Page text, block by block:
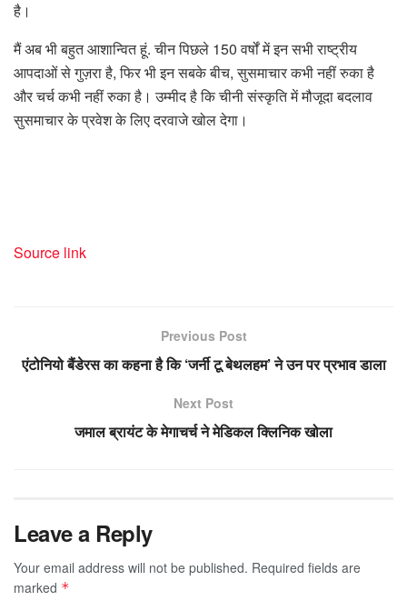
है।
मैं अब भी बहुत आशान्वित हूं. चीन पिछले 150 वर्षों में इन सभी राष्ट्रीय
आपदाओं से गुज़रा है, फिर भी इन सबके बीच, सुसमाचार कभी नहीं रुका है
और चर्च कभी नहीं रुका है। उम्मीद है कि चीनी संस्कृति में मौजूदा बदलाव
सुसमाचार के प्रवेश के लिए दरवाजे खोल देगा।
Source link
Previous Post
एंटोनियो बैंडेरस का कहना है कि ‘जर्नी टू बेथलहम’ ने उन पर प्रभाव डाला
Next Post
जमाल ब्रायंट के मेगाचर्च ने मेडिकल क्लिनिक खोला
Leave a Reply
Your email address will not be published. Required fields are
marked *